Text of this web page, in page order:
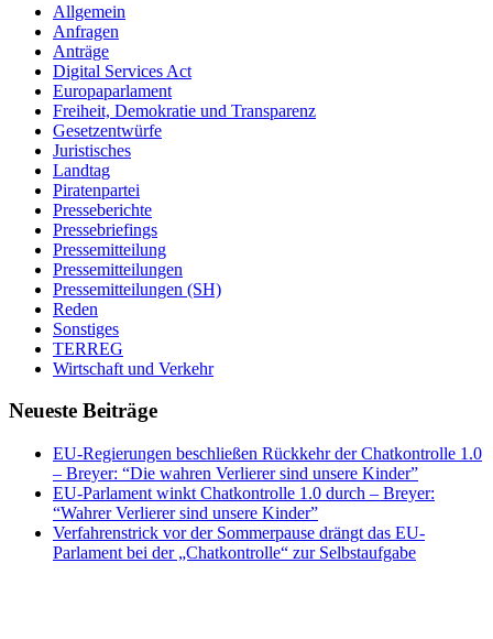
Allgemein
Anfragen
Anträge
Digital Services Act
Europaparlament
Freiheit, Demokratie und Transparenz
Gesetzentwürfe
Juristisches
Landtag
Piratenpartei
Presseberichte
Pressebriefings
Pressemitteilung
Pressemitteilungen
Pressemitteilungen (SH)
Reden
Sonstiges
TERREG
Wirtschaft und Verkehr
Neueste Beiträge
EU-Regierungen beschließen Rückkehr der Chatkontrolle 1.0
– Breyer: “Die wahren Verlierer sind unsere Kinder”
EU-Parlament winkt Chatkontrolle 1.0 durch – Breyer:
“Wahrer Verlierer sind unsere Kinder”
Verfahrenstrick vor der Sommerpause drängt das EU-
Parlament bei der „Chatkontrolle“ zur Selbstaufgabe